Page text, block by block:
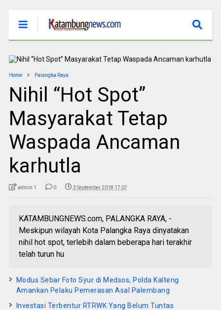
Home Palangka Raya
Nihil “Hot Spot”
Masyarakat Tetap
Waspada Ancaman
karhutla
admin 1 0 3 September 2018 17:07
KATAMBUNGNEWS.com, PALANGKA RAYA, -
Meskipun wilayah Kota Palangka Raya dinyatakan
nihil hot spot, terlebih dalam beberapa hari terakhir
telah turun hu
Modus Sebar Foto Syur di Medsos, Polda Kalteng
Amankan Pelaku Pemerasan Asal Palembang
Investasi Terbentur RTRWK Yang Belum Tuntas